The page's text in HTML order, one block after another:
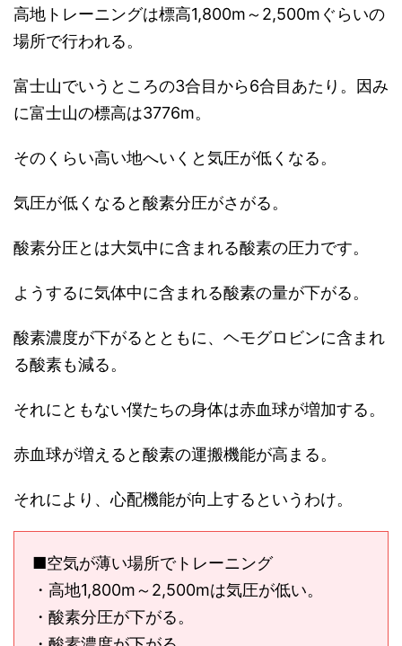
高地トレーニングは標高1,800m～2,500mぐらいの
場所で行われる。
富士山でいうところの3合目から6合目あたり。因み
に富士山の標高は3776m。
そのくらい高い地へいくと気圧が低くなる。
気圧が低くなると酸素分圧がさがる。
酸素分圧とは大気中に含まれる酸素の圧力です。
ようするに気体中に含まれる酸素の量が下がる。
酸素濃度が下がるとともに、ヘモグロビンに含まれ
る酸素も減る。
それにともない僕たちの身体は赤血球が増加する。
赤血球が増えると酸素の運搬機能が高まる。
それにより、心配機能が向上するというわけ。
■空気が薄い場所でトレーニング
・高地1,800m～2,500mは気圧が低い。
・酸素分圧が下がる。